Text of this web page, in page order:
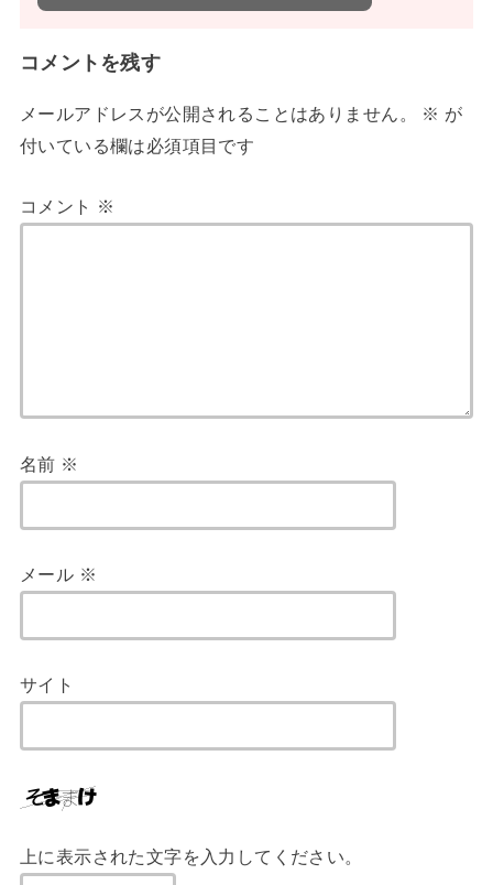
コメントを残す
メールアドレスが公開されることはありません。 ※ が
付いている欄は必須項目です
コメント ※
名前 ※
メール ※
サイト
上に表示された文字を入力してください。